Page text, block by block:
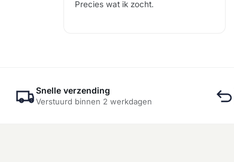
Precies wat ik zocht.
Snelle verzending
Verstuurd binnen 2 werkdagen